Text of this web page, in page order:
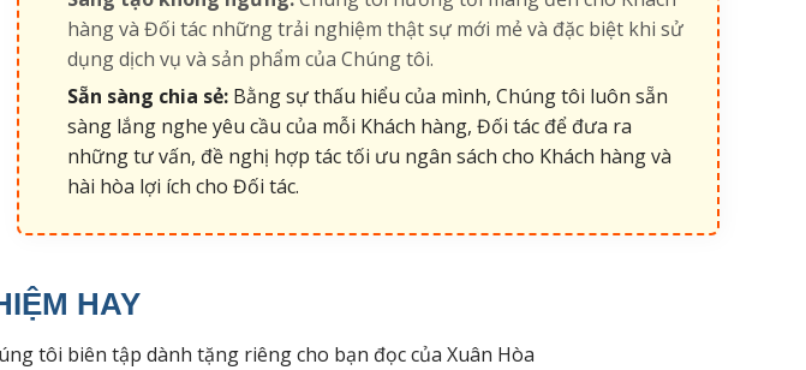
hàng và Đối tác những trải nghiệm thật sự mới mẻ và đặc biệt khi sử
dụng dịch vụ và sản phẩm của Chúng tôi.
Sẵn sàng chia sẻ: Bằng sự thấu hiểu của mình, Chúng tôi luôn sẵn
sàng lắng nghe yêu cầu của mỗi Khách hàng, Đối tác để đưa ra
những tư vấn, đề nghị hợp tác tối ưu ngân sách cho Khách hàng và
hài hòa lợi ích cho Đối tác.
HAY
tôi biên tập dành tặng riêng cho bạn đọc của Xuân Hòa